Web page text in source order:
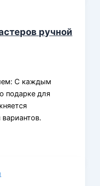
ручной
С каждым
подарке для